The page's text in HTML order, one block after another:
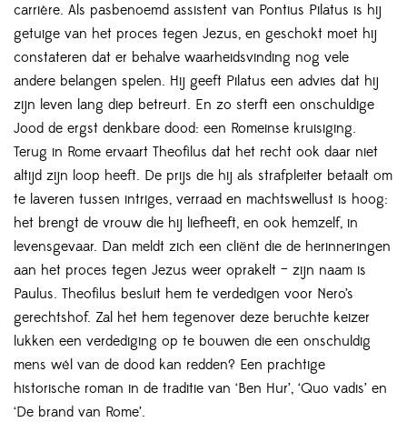
carrière. Als pasbenoemd assistent van Pontius Pilatus is hij
getuige van het proces tegen Jezus, en geschokt moet hij
constateren dat er behalve waarheidsvinding nog vele
andere belangen spelen. Hij geeft Pilatus een advies dat hij
zijn leven lang diep betreurt. En zo sterft een onschuldige
Jood de ergst denkbare dood: een Romeinse kruisiging.
Terug in Rome ervaart Theofilus dat het recht ook daar niet
altijd zijn loop heeft. De prijs die hij als strafpleiter betaalt om
te laveren tussen intriges, verraad en machtswellust is hoog:
het brengt de vrouw die hij liefheeft, en ook hemzelf, in
levensgevaar. Dan meldt zich een cliënt die de herinneringen
aan het proces tegen Jezus weer oprakelt – zijn naam is
Paulus. Theofilus besluit hem te verdedigen voor Nero’s
gerechtshof. Zal het hem tegenover deze beruchte keizer
lukken een verdediging op te bouwen die een onschuldig
mens wél van de dood kan redden? Een prachtige
historische roman in de traditie van ‘Ben Hur’, ‘Quo vadis’ en
‘De brand van Rome’.